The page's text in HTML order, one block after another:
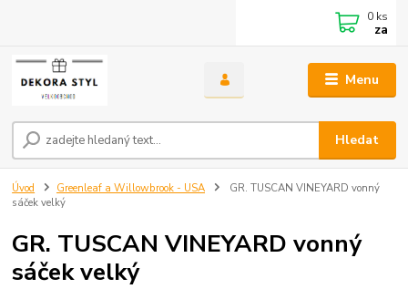
Menu
Hledat
0 ks
za
Úvod Greenleaf a Willowbrook - USA
GR. TUSCAN VINEYARD vonný
sáček velký
GR. TUSCAN VINEYARD vonný
sáček velký